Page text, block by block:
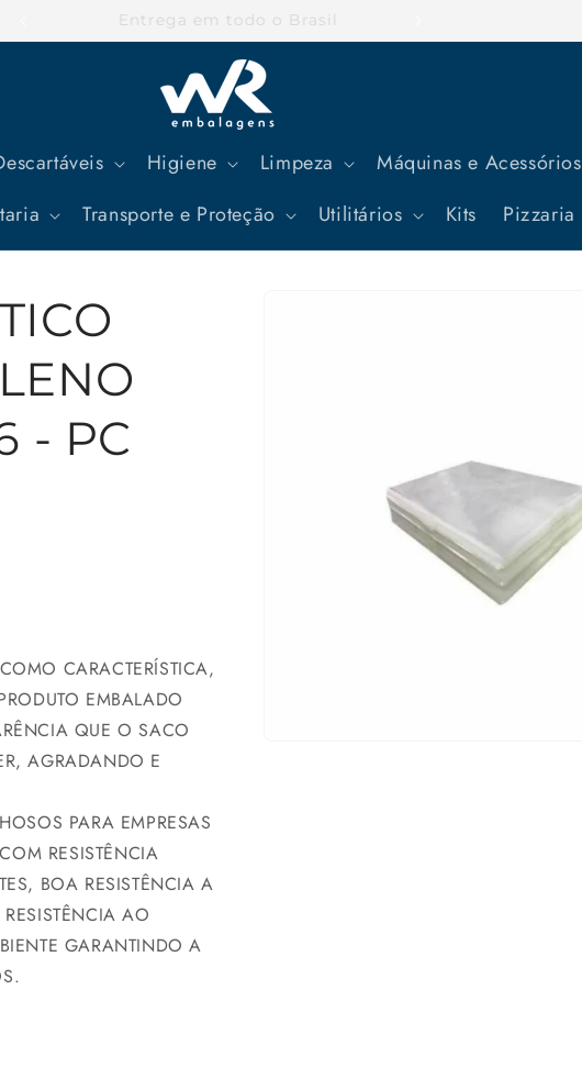
Parcele suas compras em até 12x
Higiene Limpeza
Máquinas e Acessórios
Transporte e Proteção Utilitários Kits Pizzaria
- PC
CARACTERÍSTICA,
EMBALADO
QUE O SACO
AGRADANDO E
PARA EMPRESAS
RESISTÊNCIA
BOA RESISTÊNCIA A
AO
GARANTINDO A